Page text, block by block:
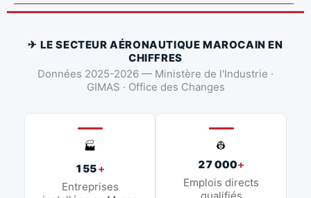
✈ LE SECTEUR AÉRONAUTIQUE MAROCAIN EN
CHIFFRES
Données 2025-2026 — Ministère de l'Industrie ·
GIMAS · Office des Changes
🏭
155+
Entreprises
👷
27 000+
Emplois directs
qualifiés